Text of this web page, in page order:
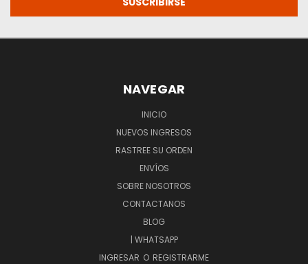
NAVEGAR
INICIO
NUEVOS INGRESOS
RASTREE SU ORDEN
ENVÍOS
SOBRE NOSOTROS
CONTACTANOS
BLOG
| WHATSAPP
INGRESAR O REGISTRARME